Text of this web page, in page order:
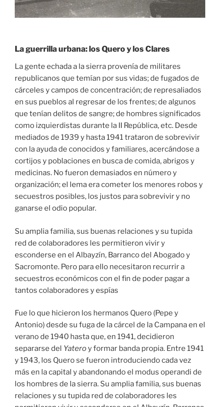
La guerrilla urbana: los Quero y los Clares
La gente echada a la sierra provenía de militares
republicanos que temían por sus vidas; de fugados de
cárceles y campos de concentración; de represaliados
en sus pueblos al regresar de los frentes; de algunos
que tenían delitos de sangre; de hombres significados
como izquierdistas durante la II República, etc. Desde
mediados de 1939 y hasta 1941 trataron de sobrevivir
con la ayuda de conocidos y familiares, acercándose a
cortijos y poblaciones en busca de comida, abrigos y
medicinas. No fueron demasiados en número y
organización; el lema era cometer los menores robos y
secuestros posibles, los justos para sobrevivir y no
ganarse el odio popular.
Su amplia familia, sus buenas relaciones y su tupida
red de colaboradores les permitieron vivir y
esconderse en el Albayzín, Barranco del Abogado y
Sacromonte. Pero para ello necesitaron recurrir a
secuestros económicos con el fin de poder pagar a
tantos colaboradores y espías
Fue lo que hicieron los hermanos Quero (Pepe y
Antonio) desde su fuga de la cárcel de la Campana en el
verano de 1940 hasta que, en 1941, decidieron
separarse del Yateroy formar banda propia. Entre 1941
y 1943, los Quero se fueron introduciendo cada vez
más en la capital y abandonando el modus operandi de
los hombres de la sierra. Su amplia familia, sus buenas
relaciones y su tupida red de colaboradores les